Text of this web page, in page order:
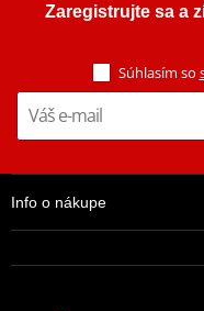
Zaregistrujte sa a
Súhlasím so
Info o nákupe